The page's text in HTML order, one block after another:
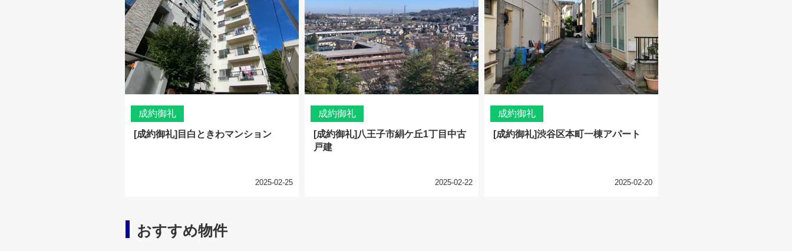
成約御礼
[成約御礼]目白ときわマンション
2025-02-25
成約御礼
[成約御礼]八王子市絹ケ丘1丁目中古
戸建
2025-02-22
成約御礼
[成約御礼]渋谷区本町一棟アパート
2025-02-20
おすすめ物件